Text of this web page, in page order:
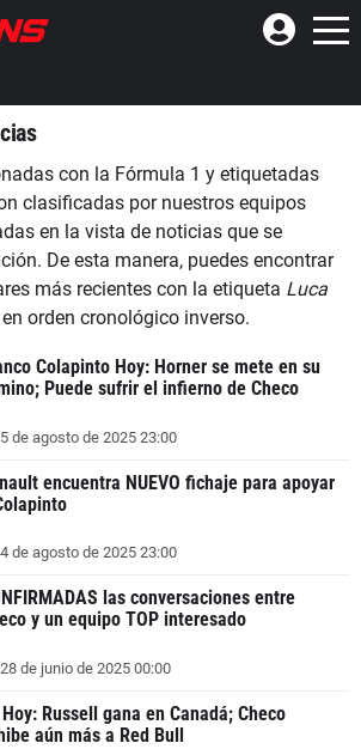
con la Fórmula 1 y etiquetadas
clasificadas por nuestros equipos
en la vista de noticias que se
De esta manera, puedes encontrar
más recientes con la etiqueta Luca
orden cronológico inverso.
Colapinto Hoy: Horner se mete en su
Puede sufrir el infierno de Checo
5 de agosto de 2025 23:00
encuentra NUEVO fichaje para apoyar
4 de agosto de 2025 23:00
las conversaciones entre
y un equipo TOP interesado
28 de junio de 2025 00:00
Hoy: Russell gana en Canadá; Checo
aún más a Red Bull